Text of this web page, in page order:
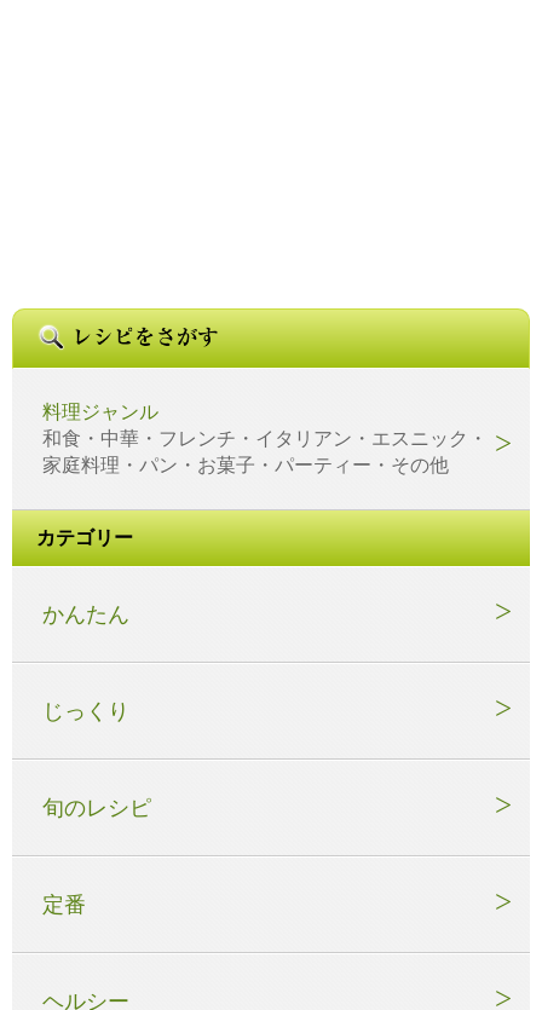
料理ジャンル
和食・中華・フレンチ・イタリアン・エスニック・
家庭料理・パン・お菓子・パーティー・その他
カテゴリー
かんたん
じっくり
旬のレシピ
定番
ヘルシー